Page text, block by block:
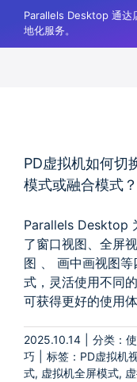
内
Parallels Desktop 通达
地化服务。
PD虚拟机如何切
模式或融合模式？
Parallels Desktop
了窗口视图、全屏
图 、 画中画视图等
式，灵活使用不同
可获得更好的使用
2025.10.14 分类：
巧
标签： PD虚拟机
式, 虚拟机全屏模式,